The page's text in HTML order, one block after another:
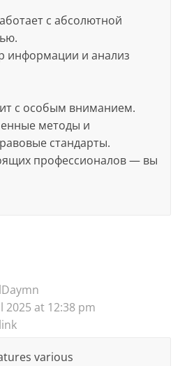
с абсолютной
информации и анализ
с особым вниманием.
методы и
стандарты.
профессионалов — вы
2025 at 12:38 pm
various